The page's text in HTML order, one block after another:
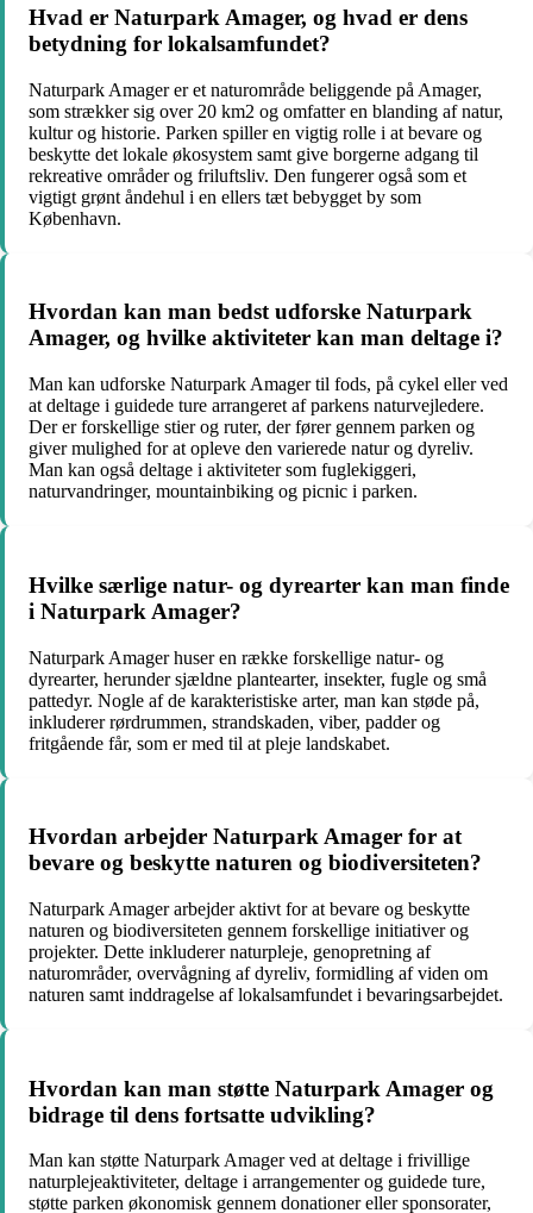
Hvad er Naturpark Amager, og hvad er dens
betydning for lokalsamfundet?
Naturpark Amager er et naturområde beliggende på Amager,
som strækker sig over 20 km2 og omfatter en blanding af natur,
kultur og historie. Parken spiller en vigtig rolle i at bevare og
beskytte det lokale økosystem samt give borgerne adgang til
rekreative områder og friluftsliv. Den fungerer også som et
vigtigt grønt åndehul i en ellers tæt bebygget by som
København.
Hvordan kan man bedst udforske Naturpark
Amager, og hvilke aktiviteter kan man deltage i?
Man kan udforske Naturpark Amager til fods, på cykel eller ved
at deltage i guidede ture arrangeret af parkens naturvejledere.
Der er forskellige stier og ruter, der fører gennem parken og
giver mulighed for at opleve den varierede natur og dyreliv.
Man kan også deltage i aktiviteter som fuglekiggeri,
naturvandringer, mountainbiking og picnic i parken.
Hvilke særlige natur- og dyrearter kan man finde
i Naturpark Amager?
Naturpark Amager huser en række forskellige natur- og
dyrearter, herunder sjældne plantearter, insekter, fugle og små
pattedyr. Nogle af de karakteristiske arter, man kan støde på,
inkluderer rørdrummen, strandskaden, viber, padder og
fritgående får, som er med til at pleje landskabet.
Hvordan arbejder Naturpark Amager for at
bevare og beskytte naturen og biodiversiteten?
Naturpark Amager arbejder aktivt for at bevare og beskytte
naturen og biodiversiteten gennem forskellige initiativer og
projekter. Dette inkluderer naturpleje, genopretning af
naturområder, overvågning af dyreliv, formidling af viden om
naturen samt inddragelse af lokalsamfundet i bevaringsarbejdet.
Hvordan kan man støtte Naturpark Amager og
bidrage til dens fortsatte udvikling?
Man kan støtte Naturpark Amager ved at deltage i frivillige
naturplejeaktiviteter, deltage i arrangementer og guidede ture,
støtte parken økonomisk gennem donationer eller sponsorater,